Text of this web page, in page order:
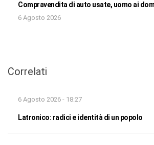
Compravendita di auto usate, uomo ai
6 Agosto 2026
Correlati
6 Agosto 2026 - 18:27
Latronico: radici e identità di un popolo